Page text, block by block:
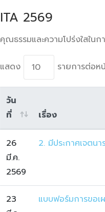
ITA 2569
คุณธรรมและความโปร่งใสใน
แสดง รายการต่อห
วัน
ที่
เรื่อง
26
มี.ค.
2569
2. มีประกาศเจต
23
แบบฟอร์มการขอเ